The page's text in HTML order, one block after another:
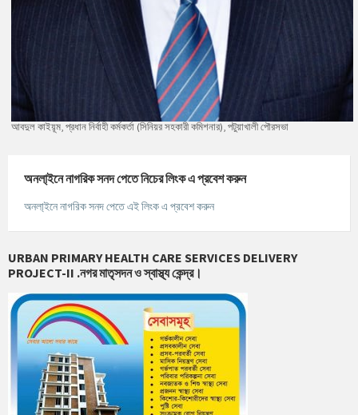
আবদুল কাইয়ূম, প্রধান নির্বাহী কর্মকর্তা (সিনিয়র সহকারী কমিশনার), পটুয়াখালী পৌরসভা
অনলা্‌ইনে নাগরিক সনদ পেতে নিচের লিংক এ প্রবেশ করুন
অনলা্‌ইনে নাগরিক সনদ পেতে এই লিংক এ প্রবেশ করুন
URBAN PRIMARY HEALTH CARE SERVICES DELIVERY
PROJECT-II .নগর মাতৃসদন ও স্বাস্থ্য কেন্দ্র।